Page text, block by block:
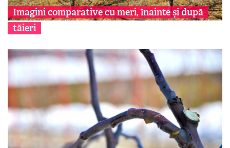
Imagini comparative cu meri, înainte și după
tăieri